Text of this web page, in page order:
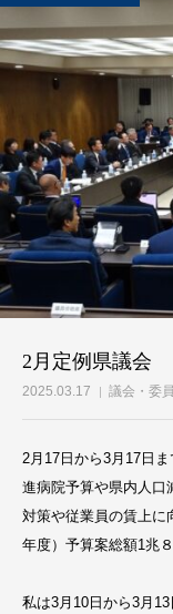
2月定例県議会
2025.03.17 議会・委
2月17日から3月17日
進病院予算や県内人口
対策や従業員の賃上に
年度）予算案総額1兆
私は3月10日から3月